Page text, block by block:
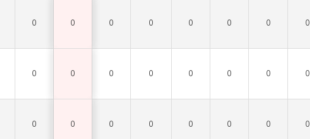
0 0 0 0 0 0 0 0
0 0 0 0 0 0 0 0
0 0 0 0 0 0 0 0